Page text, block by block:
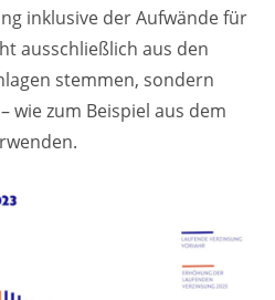
inklusive der Aufwände für
ausschließlich aus den
stemmen, sondern
wie zum Beispiel aus dem